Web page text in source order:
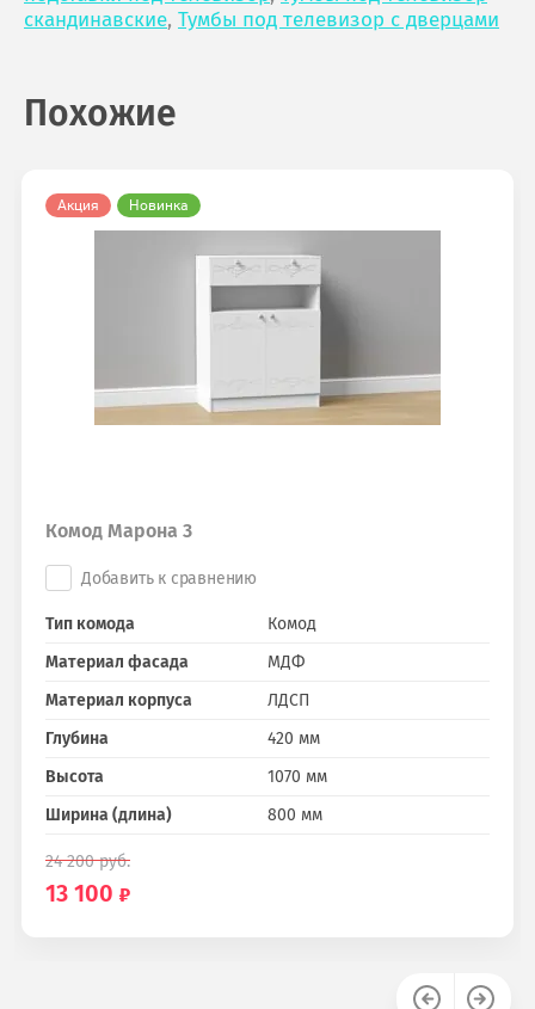
скандинавские, Тумбы под телевизор с дверцами
Похожие
Акция Новинка
Комод Марона 3
Добавить к сравнению
Тип комода
Комод
Материал фасада
МДФ
Материал корпуса
ЛДСП
Глубина
420 мм
Высота
1070 мм
Ширина (длина)
800 мм
24 200руб.
13 100